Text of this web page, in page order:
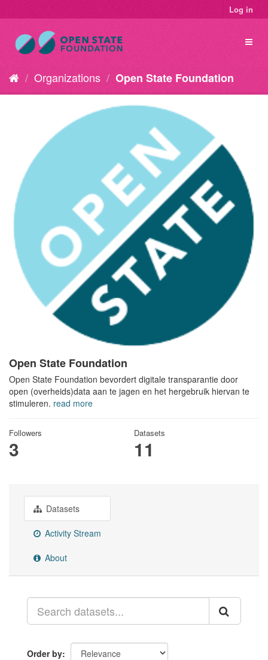
Log in
Organizations Open State Foundation
Open State Foundation
Open State Foundation bevordert digitale transparantie door
open (overheids)data aan te jagen en het hergebruik hiervan te
stimuleren. read more
Followers
3
Datasets
11
Datasets
Activity Stream
About
Order by